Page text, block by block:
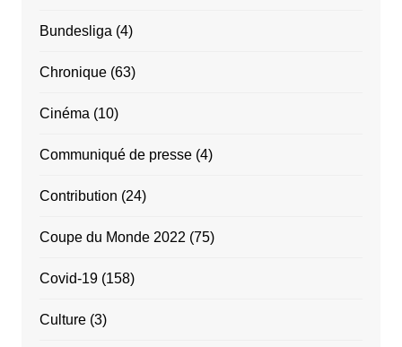
Bundesliga (4)
Chronique(63)
Cinéma (10)
Communiqué de presse(4)
Contribution (24)
Coupe du Monde 2022 (75)
Covid-19(158)
Culture(3)